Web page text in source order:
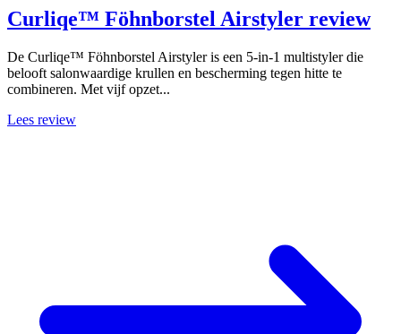
Curliqe™ Föhnborstel Airstyler review
De Curliqe™ Föhnborstel Airstyler is een 5-in-1 multistyler die
belooft salonwaardige krullen en bescherming tegen hitte te
combineren. Met vijf opzet...
Lees review